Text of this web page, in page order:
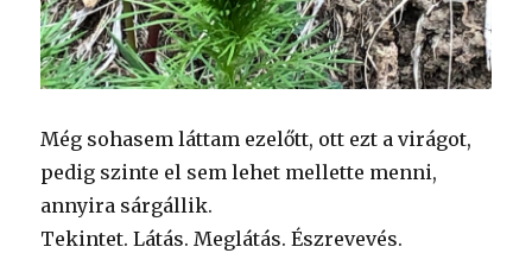
Még sohasem láttam ezelőtt, ott ezt a virágot,
pedig szinte el sem lehet mellette menni,
annyira sárgállik.
Tekintet. Látás. Meglátás. Észrevevés.